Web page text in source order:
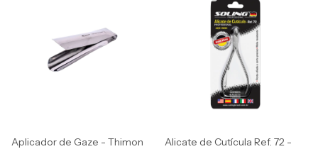
Aplicador de Gaze - Thimon
Alicate de Cutícula Ref. 72 -